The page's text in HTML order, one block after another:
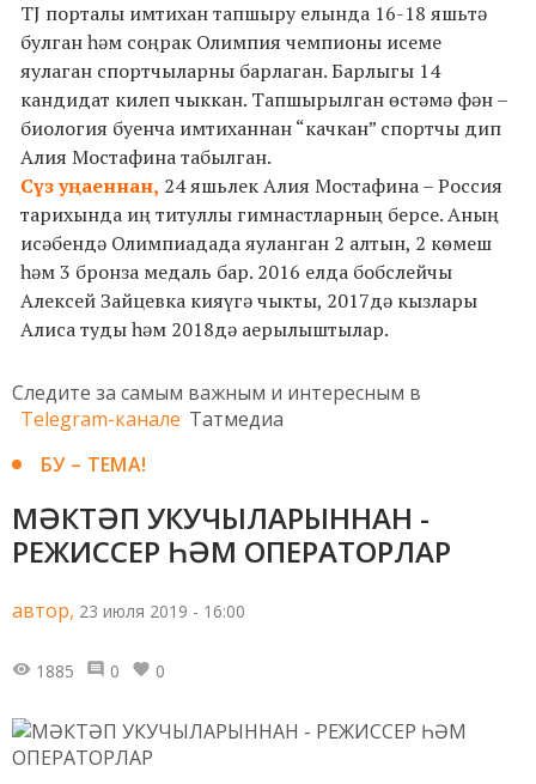
TJ порталы имтихан тапшыру елында 16-18 яшьтә
булган һәм соңрак Олимпия чемпионы исеме
яулаган спортчыларны барлаган. Барлыгы 14
кандидат килеп чыккан. Тапшырылган өстәмә фән –
биология буенча имтиханнан “качкан” спортчы дип
Алия Мостафина табылган.
Сүз уңаеннан, 24 яшьлек Алия Мостафина – Россия
тарихында иң титуллы гимнастларның берсе. Аның
исәбендә Олимпиадада яуланган 2 алтын, 2 көмеш
һәм 3 бронза медаль бар. 2016 елда бобслейчы
Алексей Зайцевка кияүгә чыкты, 2017дә кызлары
Алиса туды һәм 2018дә аерылыштылар.
Следите за самым важным и интересным в
Telegram-канале Татмедиа
БУ – ТЕМА!
МӘКТӘП УКУЧЫЛАРЫННАН -
РЕЖИССЕР ҺӘМ ОПЕРАТОРЛАР
автор, 23 июля 2019 - 16:00
1885 0 0